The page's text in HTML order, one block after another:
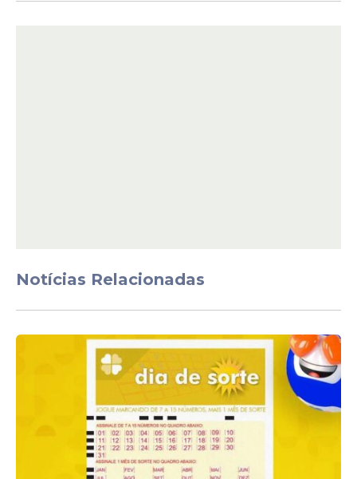
Concurso PM de
Alagoas
A Polícia Militar de Alagoas abriu
com 530vagasimediatas e
Notícias Relacionadas